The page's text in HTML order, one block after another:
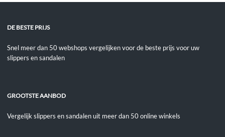
DE BESTE PRIJS
Snel meer dan 50 webshops vergelijken voor de beste prijs voor uw
slippers en sandalen
GROOTSTE AANBOD
Vergelijk slippers en sandalen uit meer dan 50 online winkels